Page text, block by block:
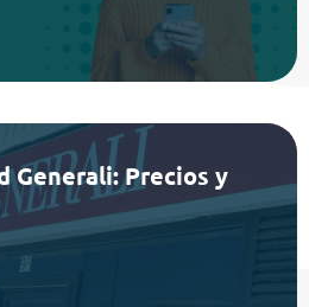
Generali: Precios y